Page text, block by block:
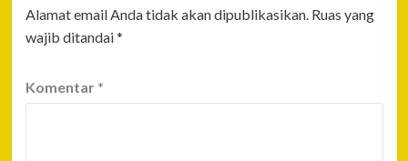
Alamat email Anda tidak akan dipublikasikan. Ruas yang
wajib ditandai*
Komentar *